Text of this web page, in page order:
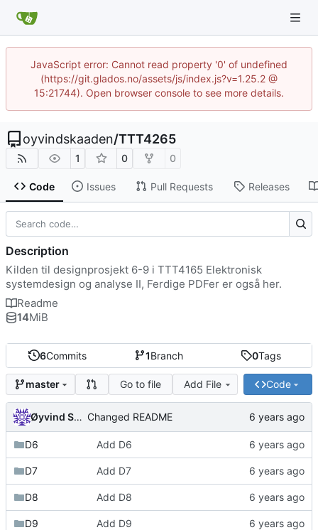
JavaScript error: Cannot read property '0' of undefined
(https://git.glados.no/assets/js/index.js?v=1.25.2 @
15:21744). Open browser console to see more details.
oyvindskaaden/TTT4265
1 0 0
Code Issues Pull Requests Releases
6Commits 1Branch 0Tags
master Go to file Add File Code
Øyvind Skaaden Changed README
D6 Add D6
D7 Add D7
D8 Add D8
D9 Add D9
Description
Kilden til designprosjekt 6-9 i TTT4165 Elektronisk
systemdesign og analyse II, Ferdige PDFer er også her.
Readme
14MiB